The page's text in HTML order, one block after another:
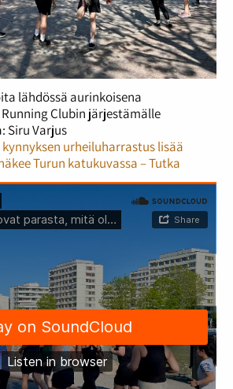
lähdössä aurinkoisena
Clubin järjestämälle
Siru Varjus
urheiluharrastus lisää
Turun katukuvassa – Tutka